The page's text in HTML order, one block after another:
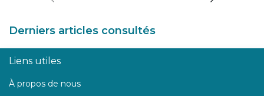
Derniers articles consultés
Liens utiles
À propos de nous